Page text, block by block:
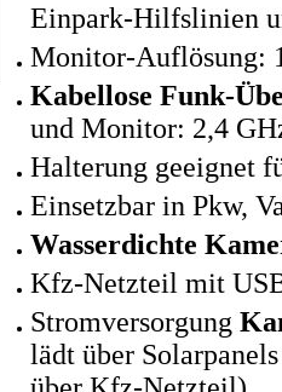
Einpark-Hilfslinien
Monitor-Auflösung:
Kabellose Funk-
und Monitor: 2,4
Halterung geeignet
Einsetzbar in Pkw,
Wasserdichte
Kfz-Netzteil mit
Stromversorgung
lädt über